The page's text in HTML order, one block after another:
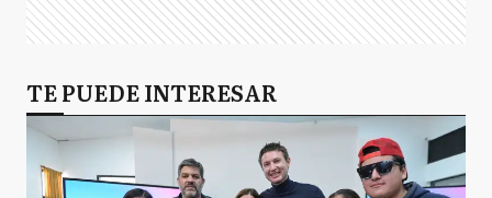
TE PUEDE INTERESAR